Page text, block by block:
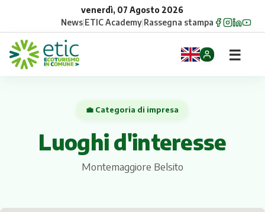
venerdì, 07 Agosto 2026
News|ETIC Academy|Rassegna stampa
Comuni
☰
💼 Categoria di impresa
Luoghi d'interesse
Montemaggiore Belsito